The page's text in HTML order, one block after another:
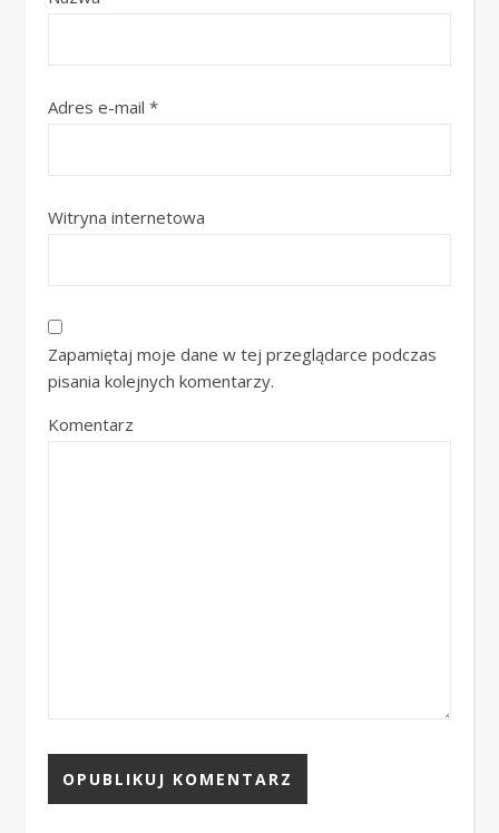
Adres e-mail *
Witryna internetowa
Zapamiętaj moje dane w tej przeglądarce podczas
pisania kolejnych komentarzy.
Komentarz